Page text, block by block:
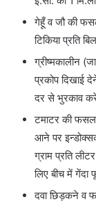
गेहूँ व जौ की
टिकिया प्रति
ग्रीष्मकालीन
प्रकोप दिखाई
दर से भुरकाव
टमाटर की
आने पर
ग्राम प्रति
लिए बीच में
दवा छिड़कने व